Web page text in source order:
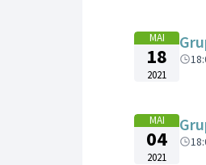
MAI
18
2021
MAI
04
2021